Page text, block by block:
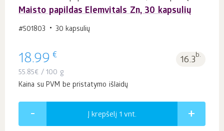
Maisto papildas Elemvitals Zn, 30 kapsulių
#501803 30 kapsulių
18.99 € 16.3b.
55.85€ / 100 g
Kaina su PVM be pristatymo išlaidų
Į krepšelį 1 vnt.